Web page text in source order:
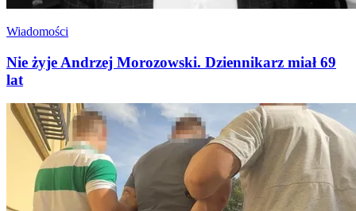
Wiadomości
Nie żyje Andrzej Morozowski. Dziennikarz miał 69
lat